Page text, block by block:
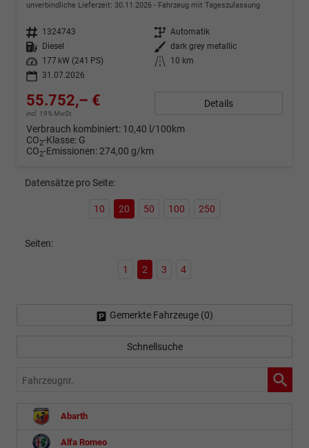
unverbindliche Lieferzeit: 30.11.2026 Fahrzeug mit Tageszulassung
Fahrzeugnr. 1324743 Getriebe Automatik
Kraftstoff
Diesel Außenfarbe dark grey metallic
Leistung
177 kW (241 PS) Kilometerstand
10 km
31.07.2026
55.752,– €
incl. 19% MwSt.
Details
Verbrauch kombiniert: 10,40 l/100km
CO2-Klasse: G
CO2-Emissionen: 274,00 g/km
Datensätze pro Seite:
10 20 50 100 250
Seiten:
1 2 3 4
Gemerkte Fahrzeuge (0)
Schnellsuche
Fahrzeugnr.
Abarth
Alfa Romeo